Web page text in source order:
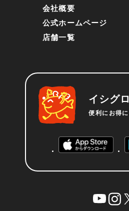
会社概要
公式ホームページ
店舗一覧
イシグ
便利にお得に
YouTubeinstagram
X